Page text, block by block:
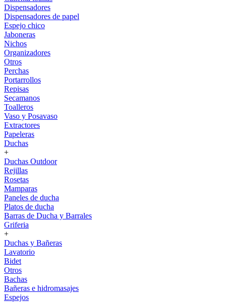
Dispensadores
Dispensadores de papel
Espejo chico
Jaboneras
Nichos
Organizadores
Otros
Perchas
Portarrollos
Repisas
Secamanos
Toalleros
Vaso y Posavaso
Extractores
Papeleras
Duchas
+
Duchas Outdoor
Rejillas
Rosetas
Mamparas
Paneles de ducha
Platos de ducha
Barras de Ducha y Barrales
Griferia
+
Duchas y Bañeras
Lavatorio
Bidet
Otros
Bachas
Bañeras e hidromasajes
Espejos